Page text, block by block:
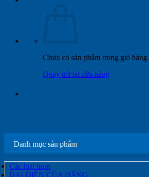
Chưa có sản phẩm trong giỏ hàng.
Quay trở lại cửa hàng
Danh mục sản phẩm
Các loại trạm
ĐẠI DIỆN CỦA HÃNG